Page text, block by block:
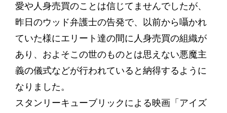
愛や人身売買のことは信じてませんでしたが、
昨日のウッド弁護士の告発で、以前から囁かれ
ていた様にエリート達の間に人身売買の組織が
あり、およそこの世のものとは思えない悪魔主
義の儀式などが行われていると納得するように
なりました。
スタンリーキューブリックによる映画「アイズ